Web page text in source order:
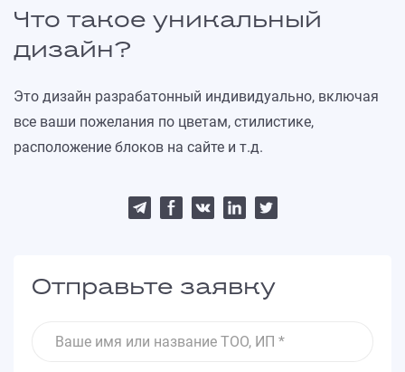
Что такое уникальный
дизайн?
Это дизайн разрабатонный индивидуально, включая
все ваши пожелания по цветам, стилистике,
расположение блоков на сайте и т.д.
Отправьте заявку